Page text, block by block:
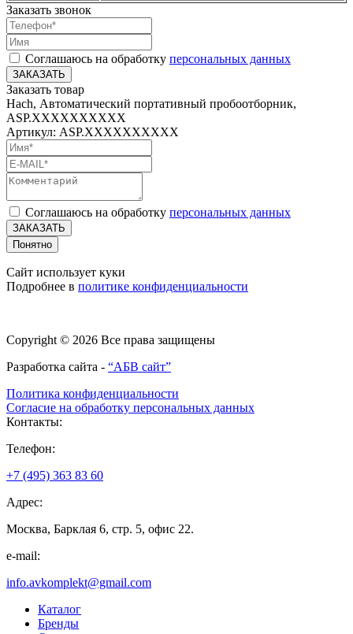
Заказать звонок
Соглашаюсь на обработку персональных данных
ЗАКАЗАТЬ
Заказать товар
Hach, Автоматический портативный пробоотборник,
ASP.XXXXXXXXXX
Артикул: ASP.XXXXXXXXXX
Соглашаюсь на обработку персональных данных
ЗАКАЗАТЬ
Понятно
Сайт использует куки
Подробнее в политике конфиденциальности
Copyright © 2026 Все права защищены
Разработка сайта - “АБВ сайт”
Политика конфиденциальности
Согласие на обработку персональных данных
Контакты:
Телефон:
+7 (495) 363 83 60
Адрес:
Москва, Барклая 6, стр. 5, офис 22.
e-mail:
info.avkomplekt@gmail.com
Каталог
Бренды